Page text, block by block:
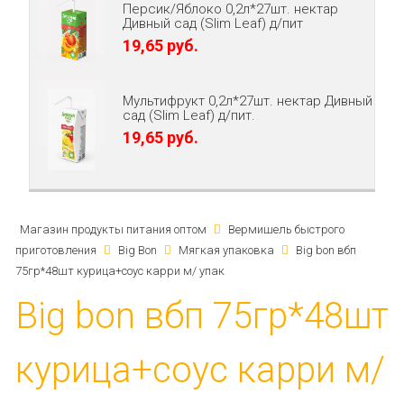
Персик/Яблоко 0,2л*27шт. нектар
Дивный сад (Slim Leaf) д/пит
19,65 руб.
Мультифрукт 0,2л*27шт. нектар Дивный
сад (Slim Leaf) д/пит.
19,65 руб.
Магазин продукты питания оптом
Вермишель быстрого
приготовления
Big Bon Мягкая упаковка
Big bon вбп
75гр*48шт курица+соус карри м/ упак
Big bon вбп 75гр*48шт
курица+соус карри м/